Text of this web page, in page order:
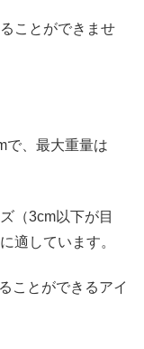
ことができませ
で、最大重量は
（3cm以下が目
適しています。
ことができるアイ